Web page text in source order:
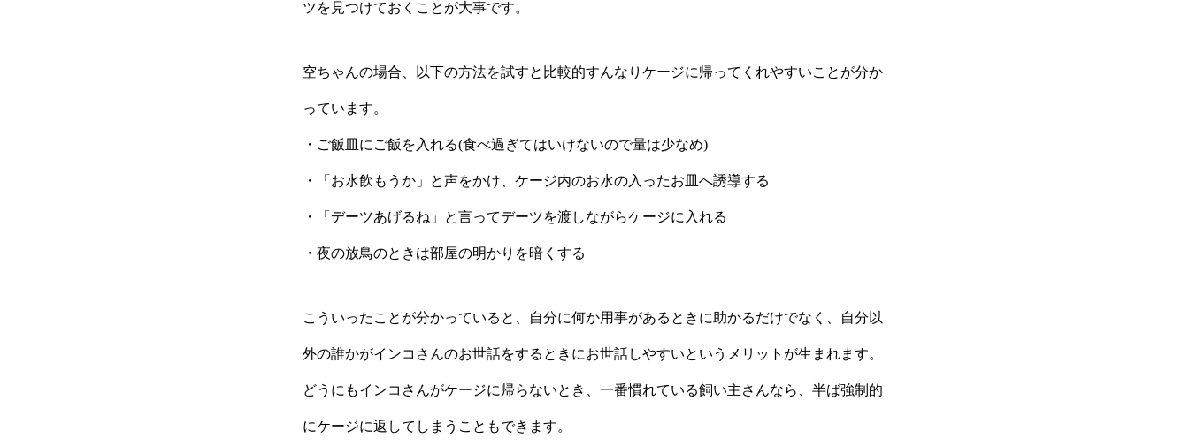
ツを見つけておくことが大事です。
空ちゃんの場合、以下の方法を試すと比較的すんなりケージに帰ってくれやすいことが分か
っています。
・ご飯皿にご飯を入れる(食べ過ぎてはいけないので量は少なめ)
・「お水飲もうか」と声をかけ、ケージ内のお水の入ったお皿へ誘導する
・「デーツあげるね」と言ってデーツを渡しながらケージに入れる
・夜の放鳥のときは部屋の明かりを暗くする
こういったことが分かっていると、自分に何か用事があるときに助かるだけでなく、自分以
外の誰かがインコさんのお世話をするときにお世話しやすいというメリットが生まれます。
どうにもインコさんがケージに帰らないとき、一番慣れている飼い主さんなら、半ば強制的
にケージに返してしまうこともできます。